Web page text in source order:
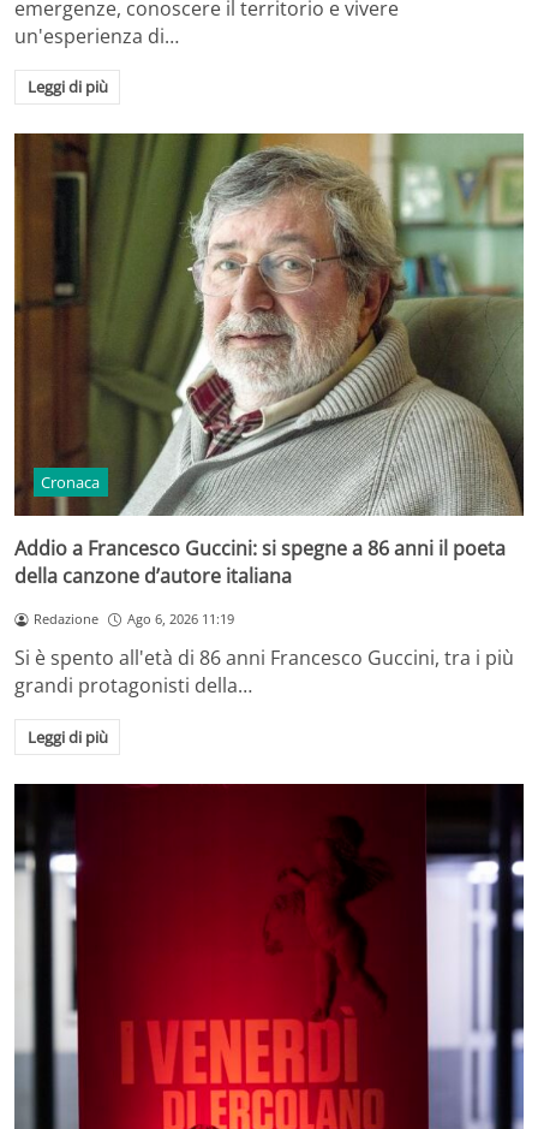
emergenze, conoscere il territorio e vivere
un'esperienza di…
Leggi di più
Cronaca
Addio a Francesco Guccini: si spegne a 86 anni il poeta
della canzone d’autore italiana
Redazione Ago 6, 2026 11:19
Si è spento all'età di 86 anni Francesco Guccini, tra i più
grandi protagonisti della…
Leggi di più